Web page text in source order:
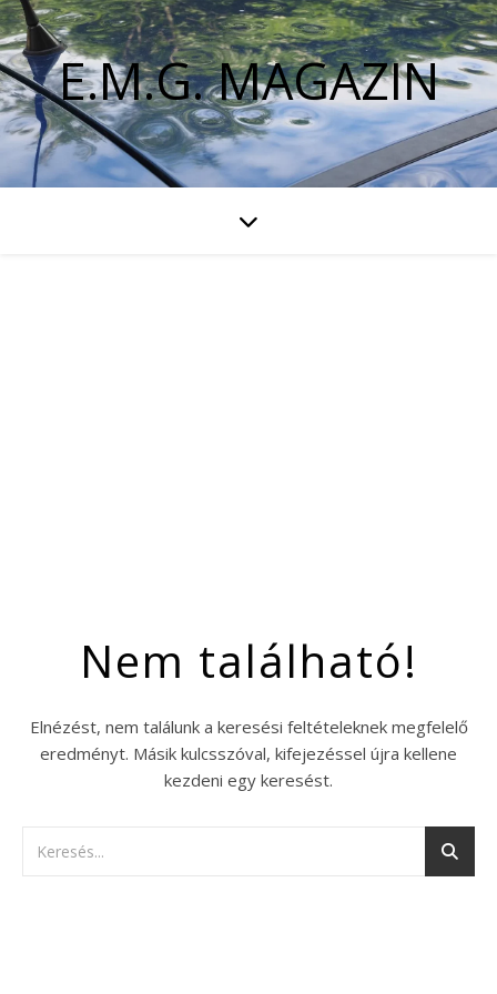
E.M.G. MAGAZIN
Nem található!
Elnézést, nem találunk a keresési feltételeknek megfelelő
eredményt. Másik kulcsszóval, kifejezéssel újra kellene
kezdeni egy keresést.